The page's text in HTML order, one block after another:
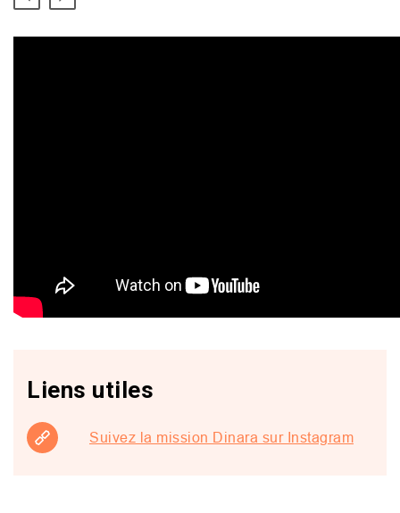
Liens utiles
Suivez la mission Dinara sur Instagram